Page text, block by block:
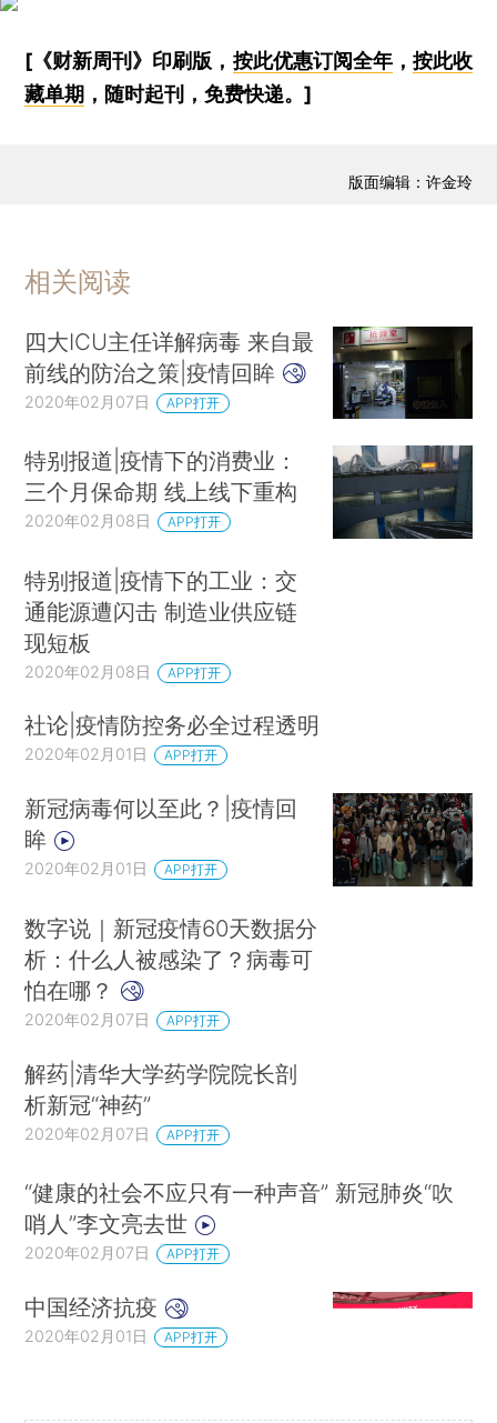
[《财新周刊》印刷版， 按此优惠订阅全年， 按此收
藏单期 ，随时起刊，免费快递。]
版面编辑：许金玲
相关阅读
四大ICU主任详解病毒 来自最
前线的防治之策|疫情回眸
2020年02月07日 APP打开
特别报道|疫情下的消费业：
三个月保命期 线上线下重构
2020年02月08日 APP打开
特别报道|疫情下的工业：交
通能源遭闪击 制造业供应链
现短板
2020年02月08日 APP打开
社论|疫情防控务必全过程透明
2020年02月01日 APP打开
新冠病毒何以至此？|疫情回
眸
2020年02月01日 APP打开
数字说｜新冠疫情60天数据分
析：什么人被感染了？病毒可
怕在哪？
2020年02月07日 APP打开
解药|清华大学药学院院长剖
析新冠“神药”
2020年02月07日 APP打开
“健康的社会不应只有一种声音” 新冠肺炎“吹
哨人”李文亮去世
2020年02月07日 APP打开
中国经济抗疫
2020年02月01日 APP打开